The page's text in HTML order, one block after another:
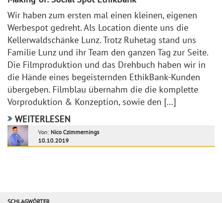
Wir haben zum ersten mal einen kleinen, eigenen
Werbespot gedreht. Als Location diente uns die
Kellerwaldschänke Lunz. Trotz Ruhetag stand uns
Familie Lunz und ihr Team den ganzen Tag zur Seite.
Die Filmproduktion und das Drehbuch haben wir in
die Hände eines begeisternden EthikBank-Kunden
übergeben. Filmblau übernahm die die komplette
Vorproduktion & Konzeption, sowie den […]
WEITERLESEN
Von: Nico Czimmernings
10.10.2019
SCHLAGWÖRTER